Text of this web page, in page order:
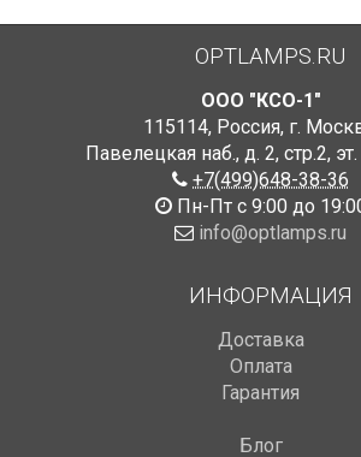
OPTLAMPS.RU
ООО "КСО-1"
115114, Россия, г.
Павелецкая наб., д. 2, стр.2,
+7(499)648-38-36
Пн-Пт с 9:00 до
info@optlamps.ru
ИНФОРМАЦИЯ
Доставка
Оплата
Гарантия
Блог